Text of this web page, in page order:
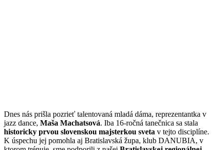
Dnes nás prišla pozrieť talentovaná mladá dáma, reprezentantka v
jazz dance, Maša Machatsová. Iba 16-ročná tanečnica sa stala
historicky prvou slovenskou majsterkou sveta v tejto disciplíne.
K úspechu jej pomohla aj Bratislavská župa, klub DANUBIA, v